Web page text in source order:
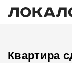
Квартира